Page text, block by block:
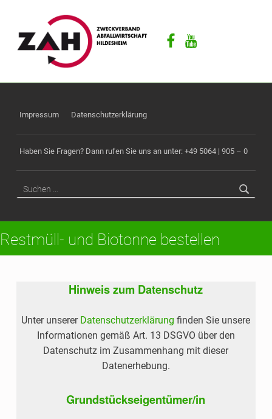
I
E
Z
N
Facebook
Youtube
Impressum Datenschutzerklärung
Haben Sie Fragen? Dann rufen Sie uns an unter: +49 5064 | 905 – 0
Restmüll- und Biotonne bestellen
Hinweis zum Datenschutz
Unter unserer Datenschutzerklärung finden Sie unsere
Informationen gemäß Art. 13 DSGVO über den
Datenschutz im Zusammenhang mit dieser
Datenerhebung.
Grundstückseigentümer/in